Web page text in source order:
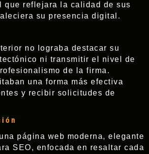
que reflejara la calidad de sus
su presencia digital.
no lograba destacar su
ni transmitir el nivel de
de la firma.
una forma más efectiva
y recibir solicitudes de
página web moderna, elegante
SEO, enfocada en resaltar cada